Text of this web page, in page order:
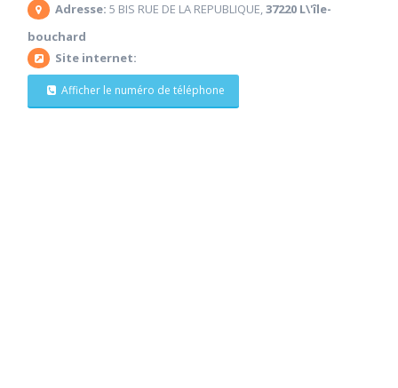
Adresse: 5 BIS RUE DE LA REPUBLIQUE,37220 L\'île-
bouchard
Site internet:
Afficher le numéro de téléphone